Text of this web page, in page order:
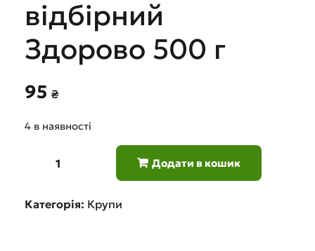
відбірний
Здорово 500 г
95 ₴
4 в наявності
Додати в кошик
Категорія: Крупи